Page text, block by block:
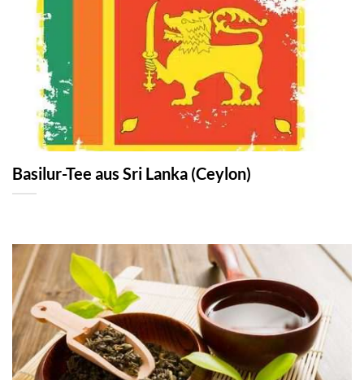
Basilur-Tee aus Sri Lanka (Ceylon)